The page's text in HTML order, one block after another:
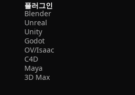
플러그인
Blender
Unreal
Unity
Godot
OV/Isaac
C4D
Maya
3D Max